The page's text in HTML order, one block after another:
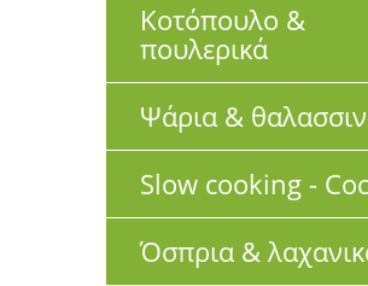
Κοτόπουλο &
πουλερικά
Ψάρια &
Slow cooking -
Όσπρια &